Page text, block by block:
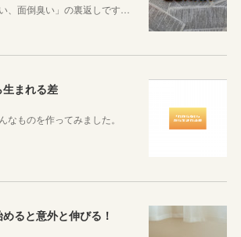
、面倒臭い」の裏返しです…
生まれる差
なものを作ってみました。
ると意外と伸びる！